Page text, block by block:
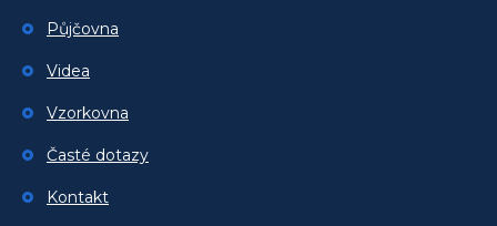
Půjčovna
Videa
Vzorkovna
Časté dotazy
Kontakt